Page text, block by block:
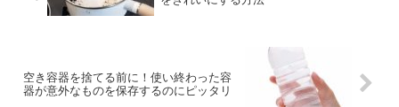
空き容器を捨てる前に！使い終わった容
器が意外なものを保存するのにピッタリ